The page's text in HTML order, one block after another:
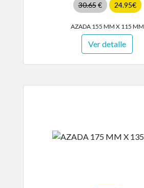
30.65€ 24.95€
AZADA 155 MM X 115 MM
Ver detalle